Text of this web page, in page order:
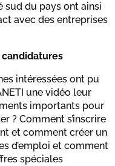
sud du pays ont ainsi
avec des entreprises
intéressées ont pu
une vidéo leur
importants pour
? Comment s’inscrire
et comment créer un
d’emploi et comment
spéciales